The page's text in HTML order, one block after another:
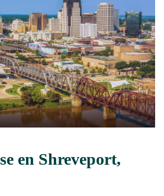
en Shreveport,